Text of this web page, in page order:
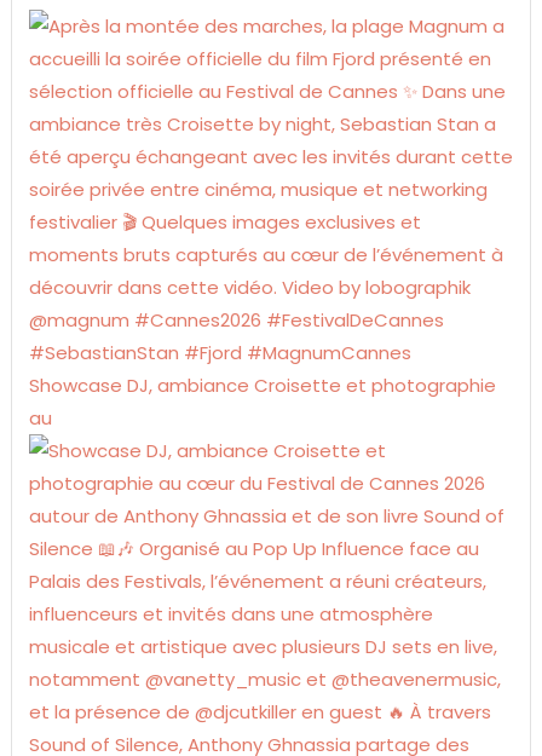
Showcase DJ, ambiance Croisette et photographie
au